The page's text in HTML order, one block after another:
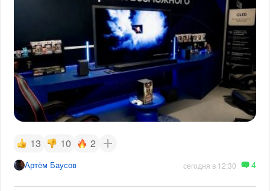
13 10 2
Артём Баусов сегодня в 12:30 4